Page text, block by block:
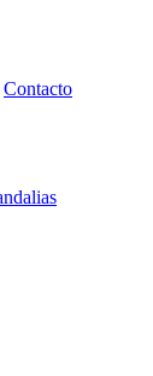
Contacto